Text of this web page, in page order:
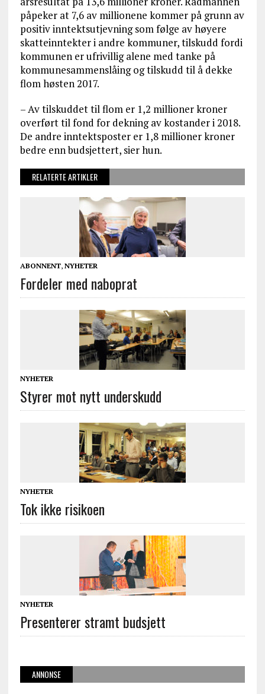
påpeker at 7,6 av millionene kommer på grunn av
positiv inntektsutjevning som følge av høyere
skatteinntekter i andre kommuner, tilskudd fordi
kommunen er ufrivillig alene med tanke på
kommunesammenslåing og tilskudd til å dekke
flom høsten 2017.
– Av tilskuddet til flom er 1,2 millioner kroner
overført til fond for dekning av kostander i 2018.
De andre inntektsposter er 1,8 millioner kroner
bedre enn budsjettert, sier hun.
RELATERTE ARTIKLER
ABONNENT, NYHETER
Fordeler med naboprat
NYHETER
Styrer mot nytt underskudd
NYHETER
Tok ikke risikoen
NYHETER
Presenterer stramt budsjett
ANNONSE